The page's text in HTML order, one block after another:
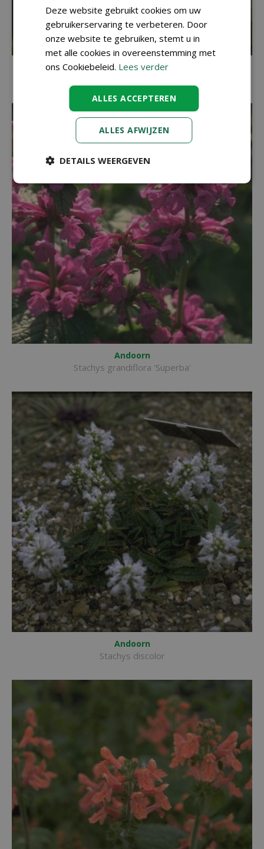
Andoorn
Andoorn
Stachys grandiflora 'Superba'
Andoorn
Stachys discolor
Deze website gebruikt cookies om uw
gebruikerservaring te verbeteren. Door
onze website te gebruiken, stemt u in
met alle cookies in overeenstemming met
ons Cookiebeleid. Lees verder
ALLES ACCEPTEREN
ALLES AFWIJZEN
DETAILS WEERGEVEN